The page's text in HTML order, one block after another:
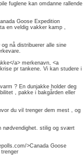
fuglene kan omdanne rallende
Goose Expedition
en veldig vakker kamp ,
nå distribuerer alle sine
a> merkenavn, <a
pr tankene. Vi kan studere i
? En dunjakke holder deg
, pakke i bakgården eller
du vil trenger dem mest , og
nødvendighet. stilig og svært
>Canada Goose